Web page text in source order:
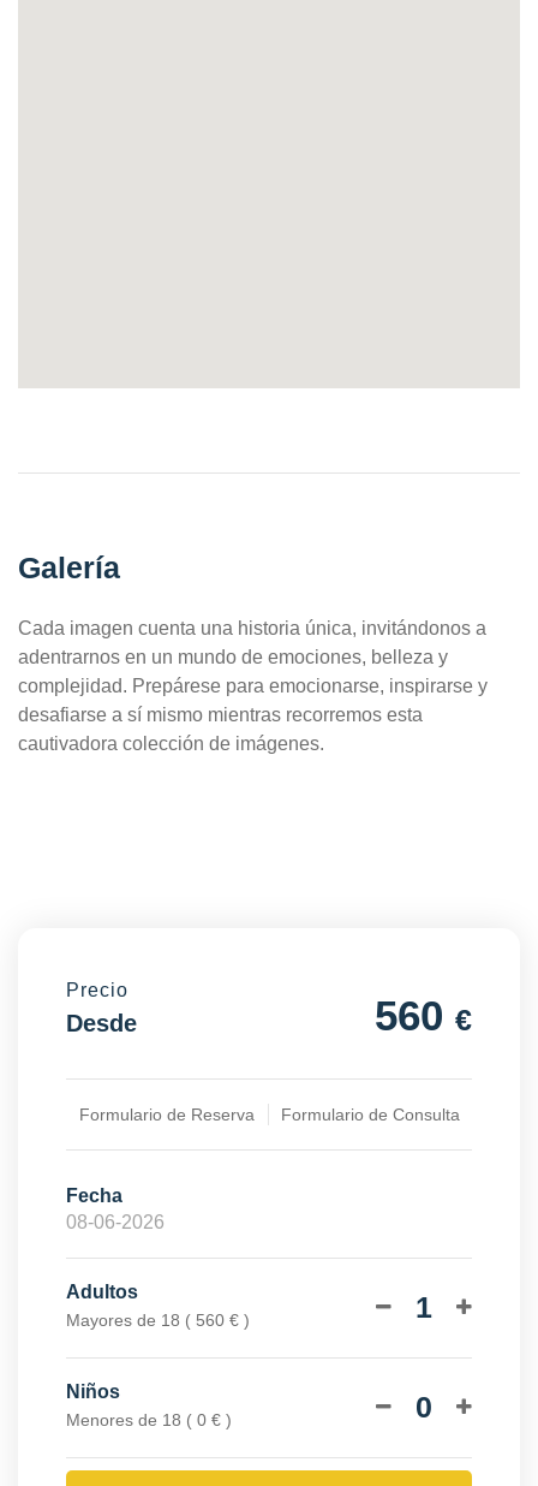
Galería
Cada imagen cuenta una historia única, invitándonos a
adentrarnos en un mundo de emociones, belleza y
complejidad. Prepárese para emocionarse, inspirarse y
desafiarse a sí mismo mientras recorremos esta
cautivadora colección de imágenes.
Precio
Desde 560 €
Formulario de Reserva Formulario de Consulta
Fecha
Adultos
Mayores de 18 ( 560 € ) 1
Niños
Menores de 18 ( 0 € ) 0